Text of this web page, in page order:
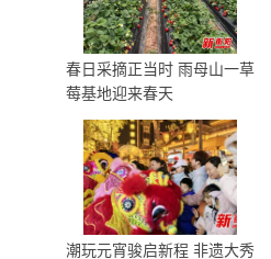
春日采摘正当时 雨母山一草
莓基地迎来春天
潮玩元宵骏启新程 非遗大秀